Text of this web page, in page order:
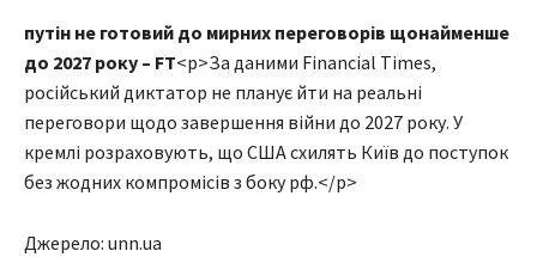
путін не готовий до мирних переговорів щонайменше
до 2027 року – FT<p>За даними Financial Times,
російський диктатор не планує йти на реальні
переговори щодо завершення війни до 2027 року. У
кремлі розраховують, що США схилять Київ до поступок
без жодних компромісів з боку рф.</p>
Джерело: unn.ua